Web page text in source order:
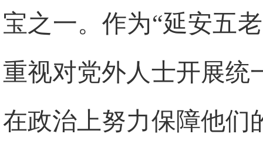
宝之一。作为“延安五
重视对党外人士开展统
在政治上努力保障他们